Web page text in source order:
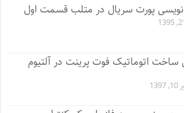
نویسی پورت سریال در متلب قسمت اول
اتوماتیک فوت پرینت در آلتیوم